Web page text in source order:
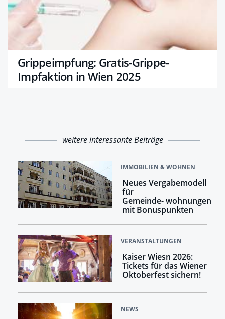
Grippeimpfung: Gratis-Grippe-
Impfaktion in Wien 2025
weitere interessante Beiträge
IMMOBILIEN & WOHNEN
Neues Vergabemodell
für
Gemeinde- wohnungen
mit Bonuspunkten
VERANSTALTUNGEN
Kaiser Wiesn 2026:
Tickets für das Wiener
Oktoberfest sichern!
NEWS